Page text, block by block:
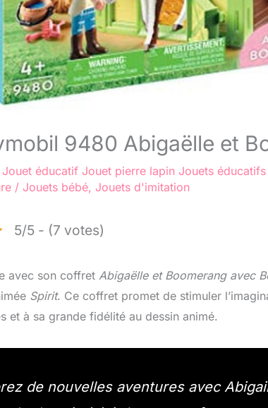
9480 Abigaëlle et
Jouet éducatif Jouet pierre lapin Jouets éducatifs
/ Jouets bébé, Jouets d'imitation
5/5 - (7 votes)
avec son coffret Abigaëlle et Boomerang avec
Spirit. Ce coffret promet de stimuler
et à sa grande fidélité au dessin animé.
de nouvelles aventures avec